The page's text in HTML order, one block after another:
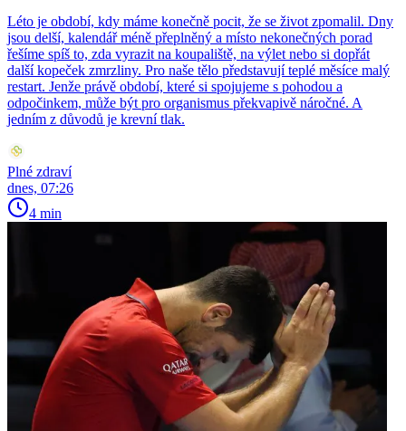
Léto je období, kdy máme konečně pocit, že se život zpomalil. Dny
jsou delší, kalendář méně přeplněný a místo nekonečných porad
řešíme spíš to, zda vyrazit na koupaliště, na výlet nebo si dopřát
další kopeček zmrzliny. Pro naše tělo představují teplé měsíce malý
restart. Jenže právě období, které si spojujeme s pohodou a
odpočinkem, může být pro organismus překvapivě náročné. A
jedním z důvodů je krevní tlak.
Plné zdraví
dnes, 07:26
4 min